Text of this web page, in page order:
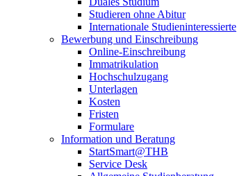
Studieren ohne Abitur
Internationale Studieninteressierte
Bewerbung und Einschreibung
Online-Einschreibung
Immatrikulation
Hochschulzugang
Unterlagen
Kosten
Fristen
Formulare
Information und Beratung
StartSmart@THB
Service Desk